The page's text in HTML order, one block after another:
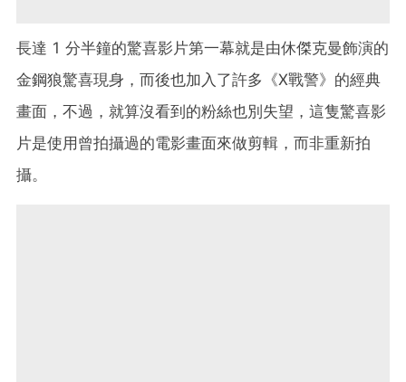
長達 1 分半鐘的驚喜影片第一幕就是由休傑克曼飾演的
金鋼狼驚喜現身，而後也加入了許多《X戰警》的經典
畫面，不過，就算沒看到的粉絲也別失望，這隻驚喜影
片是使用曾拍攝過的電影畫面來做剪輯，而非重新拍
攝。